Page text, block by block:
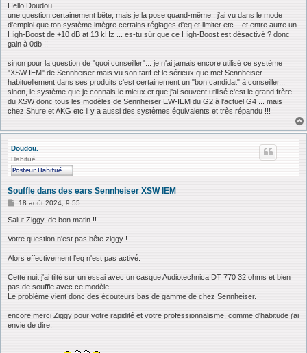
s
s
g
e
Hello Doudou
une question certainement bête, mais je la pose quand-même : j'ai vu dans le mode
d'emploi que ton système intègre certains réglages d'eq et limiter etc... et entre autre un
High-Boost de +10 dB at 13 kHz ... es-tu sûr que ce High-Boost est désactivé ? donc
gain à 0db !!
sinon pour la question de "quoi conseiller"... je n'ai jamais encore utilisé ce système
"XSW IEM" de Sennheiser mais vu son tarif et le sérieux que met Sennheiser
habituellement dans ses produits c'est certainement un "bon candidat" à conseiller...
sinon, le système que je connais le mieux et que j'ai souvent utilisé c'est le grand frère
du XSW donc tous les modèles de Sennheiser EW-IEM du G2 à l'actuel G4 ... mais
chez Shure et AKG etc il y a aussi des systèmes équivalents et très répandu !!!
Doudou.
Habitué
Souffle dans des ears Sennheiser XSW IEM
M
s
g
18 août 2024, 9:55
Salut Ziggy, de bon matin !!
Votre question n'est pas bête ziggy !
Alors effectivement l'eq n'est pas activé.
Cette nuit j'ai tilté sur un essai avec un casque Audiotechnica DT 770 32 ohms et bien
pas de souffle avec ce modèle.
Le problème vient donc des écouteurs bas de gamme de chez Sennheiser.
encore merci Ziggy pour votre rapidité et votre professionnalisme, comme d'habitude j'ai
envie de dire.